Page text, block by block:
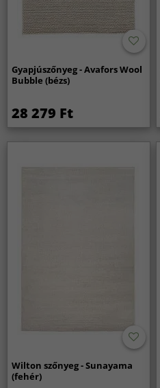
Gyapjúszőnyeg - Avafors Wool
Bubble (bézs)
28 279 Ft
Wilton szőnyeg - Sunayama
(fehér)